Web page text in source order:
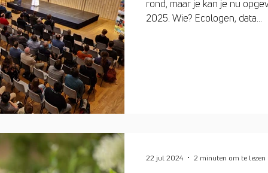
rond, maar je kan je nu
2025. Wie? Ecologen, data...
22 jul 2024 2 minuten om te lezen